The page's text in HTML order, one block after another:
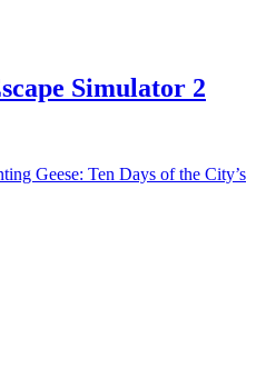
Simulator 2